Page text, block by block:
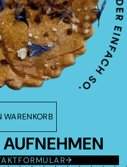
WARENKORB